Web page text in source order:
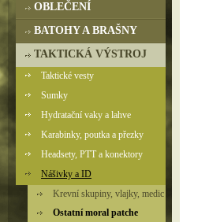
OBLEČENÍ
BATOHY A BRAŠNY
TAKTICKÁ VÝSTROJ
Taktické vesty
Sumky
Hydratační vaky a lahve
Karabinky, poutka a přezky
Headsety, PTT a konektory
Nášivky a ID
Krevní skupiny, vlajky, medic
Ostatní moral patche